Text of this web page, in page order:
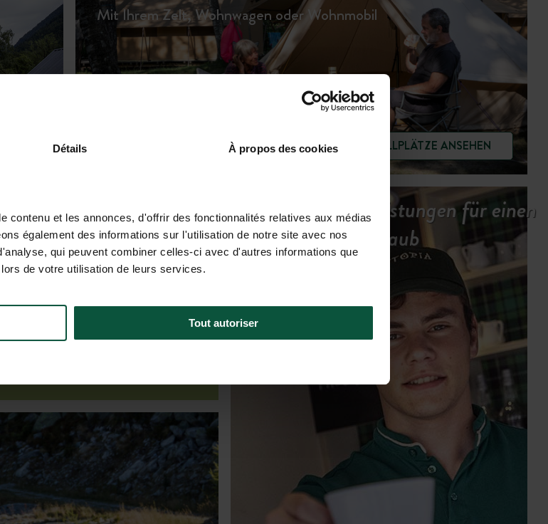
Détails À propos des cookies
contenu et les annonces, d'offrir des fonctionnalités relatives aux médias
également des informations sur l'utilisation de notre site avec nos
qui peuvent combiner celles-ci avec d'autres informations que
de votre utilisation de leurs services.
Tout autoriser
Mit Ihrem Zelt, Wohnwagen oder Wohnmobil
STELLPLÄTZE ANSEHEN
Unsere Dienstleistungen für einen
entspannten Urlaub